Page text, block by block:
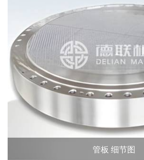
管板 细节图